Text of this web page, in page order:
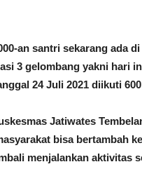
an santri sekarang ada
3 gelombang yakni hari
24 Juli 2021 diikuti
Jatiwates
bisa bertambah
menjalankan aktivitas